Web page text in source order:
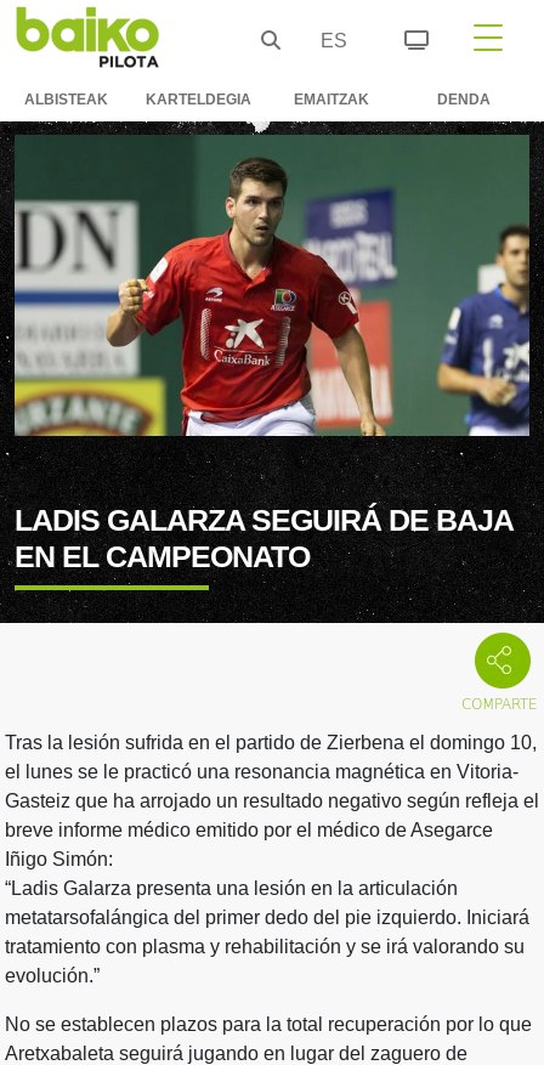
ES
ALBISTEAK KARTELDEGIA EMAITZAK DENDA
LADIS GALARZA SEGUIRÁ DE BAJA
EN EL CAMPEONATO
Tras la lesión sufrida en el partido de Zierbena el domingo 10,
el lunes se le practicó una resonancia magnética en Vitoria-
Gasteiz que ha arrojado un resultado negativo según refleja el
breve informe médico emitido por el médico de Asegarce
Iñigo Simón:
“Ladis Galarza presenta una lesión en la articulación
metatarsofalángica del primer dedo del pie izquierdo. Iniciará
tratamiento con plasma y rehabilitación y se irá valorando su
evolución.”
No se establecen plazos para la total recuperación por lo que
Aretxabaleta seguirá jugando en lugar del zaguero de